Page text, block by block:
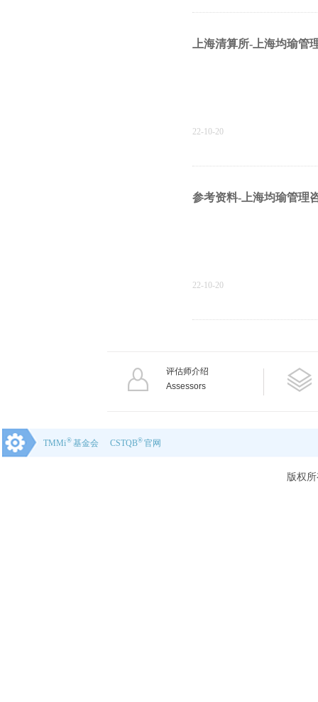
上海清算所-上海均瑜管
22-10-20
参考资料-上海均瑜管理
22-10-20
CSTQB
基金会
TMMi 官网
® ®
评估师介绍
Assessors
版权